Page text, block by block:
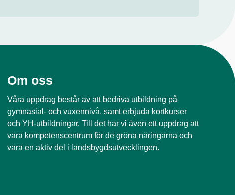
Om oss
Våra uppdrag består av att bedriva utbildning på
gymnasial- och vuxennivå, samt erbjuda kortkurser
och YH-utbildningar. Till det har vi även ett uppdrag att
vara kompetenscentrum för de gröna näringarna och
vara en aktiv del i landsbygdsutvecklingen.